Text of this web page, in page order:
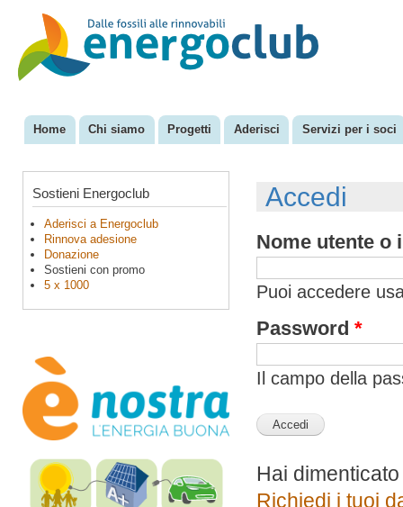
EnergoClub
per la
riconversione
del sistema
Menu principale
Home Chi siamo Progetti Aderisci Servizi per i soci
Sostieni Energoclub
Aderisci a Energoclub
Rinnova adesione
Donazione
Sostieni con promo
5 x 1000
Accedi
Nome utente
Puoi accedere
Password *
Il campo della
Hai
Richiedi i tuoi